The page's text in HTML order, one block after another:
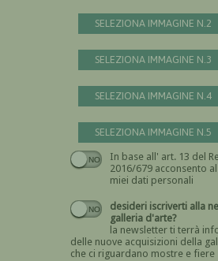
SELEZIONA IMMAGINE N.2
SELEZIONA IMMAGINE N.3
SELEZIONA IMMAGINE N.4
SELEZIONA IMMAGINE N.5
In base all' art. 13 del
2016/679 acconsento al trattamento dei
miei dati personali
desideri iscriverti alla
galleria d'arte?
la newsletter ti terrà
delle nuove acquisizioni della
che ci riguardano mostre e fiere